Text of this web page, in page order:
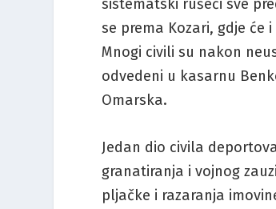
sistematski rušeći sve
se prema Kozari, gdje
Mnogi civili su nakon
odvedeni u kasarnu
Omarska.
Jedan dio civila
granatiranja i vojnog
pljačke i razaranja